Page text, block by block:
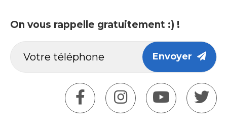
On vous rappelle gratuitement :) !
Envoyer